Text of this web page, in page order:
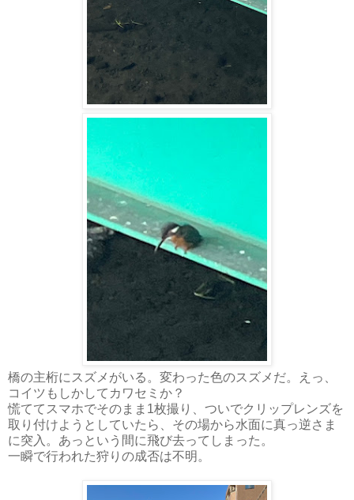
橋の主桁にスズメがいる。変わった色のスズメだ。えっ、
コイツもしかしてカワセミか？
慌ててスマホでそのまま1枚撮り、ついでクリップレンズを
取り付けようとしていたら、その場から水面に真っ逆さま
に突入。あっという間に飛び去ってしまった。
一瞬で行われた狩りの成否は不明。